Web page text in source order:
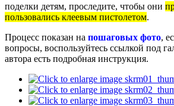
поделки детям, проследите, чтобы они
пользовались клеевым пистолетом.
Процесс показан на пошаговых фото,
вопросы, воспользуйтесь ссылкой под
автора есть подробная инструкция.